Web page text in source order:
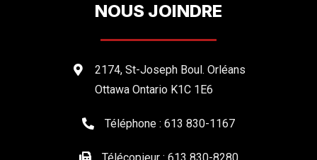
NOUS JOINDRE
2174, St-Joseph Boul. Orléans
Ottawa Ontario K1C 1E6
Téléphone : 613 830-1167